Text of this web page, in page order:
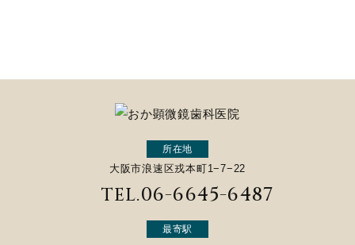
所在地
大阪市浪速区戎本町1−7−22
TEL.06-6645-6487
最寄駅